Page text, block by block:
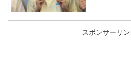
スポンサーリン